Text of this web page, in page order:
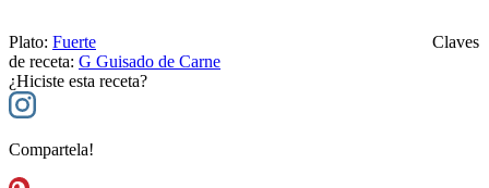
Plato: Fuerte
Claves
de receta: G Guisado de Carne
¿Hiciste esta receta?
Compartela!